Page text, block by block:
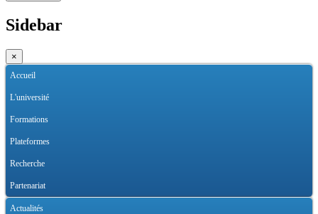
Sidebar
×
Accueil
L'université
Formations
Plateformes
Recherche
Partenariat
Actualités